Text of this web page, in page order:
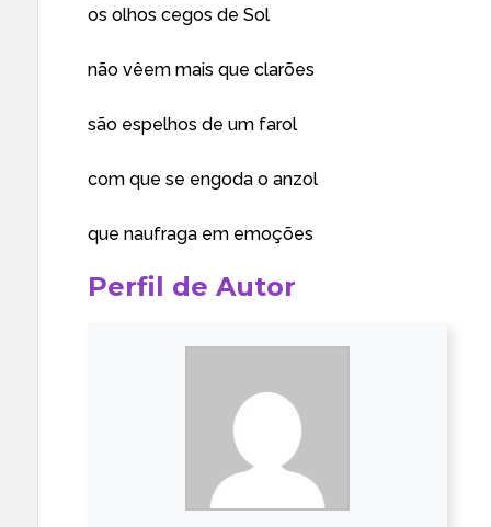
os olhos cegos de Sol
não vêem mais que clarões
são espelhos de um farol
com que se engoda o anzol
que naufraga em emoções
Perfil de Autor